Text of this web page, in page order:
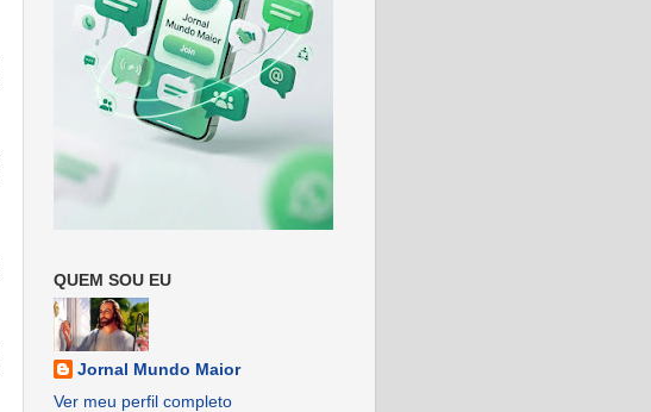
QUEM SOU EU
Jornal Mundo Maior
Ver meu perfil completo